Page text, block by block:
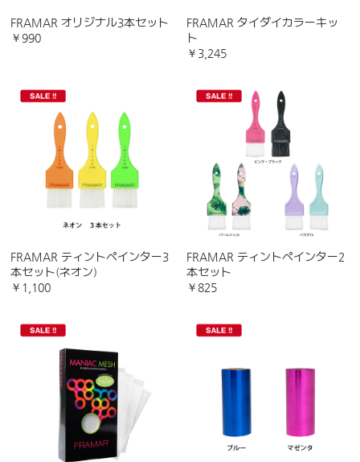
FRAMAR オリジナル3本セット
￥990
FRAMAR タイダイカラーキッ
ト
￥3,245
FRAMAR ティントペインター3
本セット(ネオン)
￥1,100
FRAMAR ティントペインター2
本セット
￥825